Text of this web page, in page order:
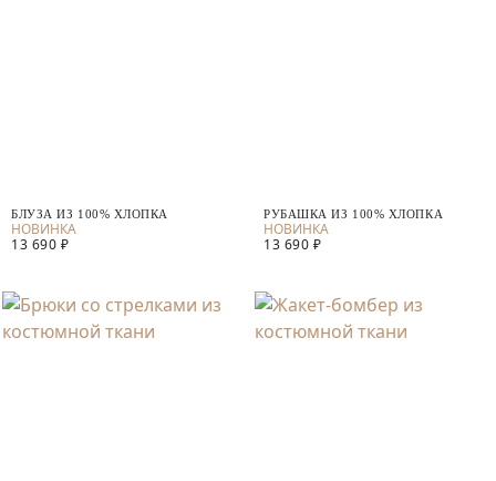
БЛУЗА ИЗ 100% ХЛОПКА
13 690 ₽
РУБАШКА ИЗ 100% ХЛОПКА
13 690 ₽